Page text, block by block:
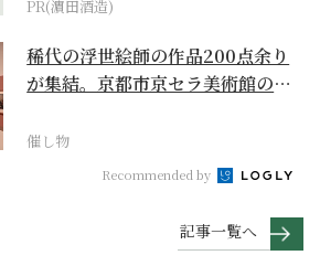
PR(濵田酒造)
稀代の浮世絵師の作品200点余り
が集結。京都市京セラ美術館の
催し物
Recommended by
記事一覧へ